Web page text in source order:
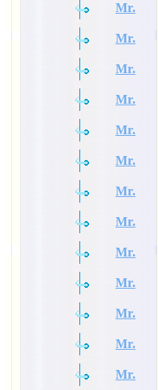
Mr.
Mr.
Mr.
Mr.
Mr.
Mr.
Mr.
Mr.
Mr.
Mr.
Mr.
Mr.
Mr.